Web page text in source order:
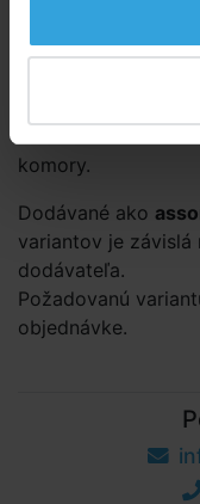
Podrobný
Nafukovacie
komory.
Dodávané ako
variantov je závislá
dodávateľa.
Požadovanú
objednávke.